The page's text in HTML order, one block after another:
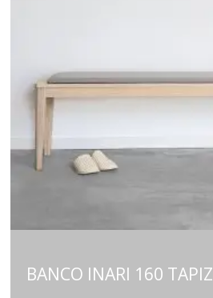
BANCO INARI 160